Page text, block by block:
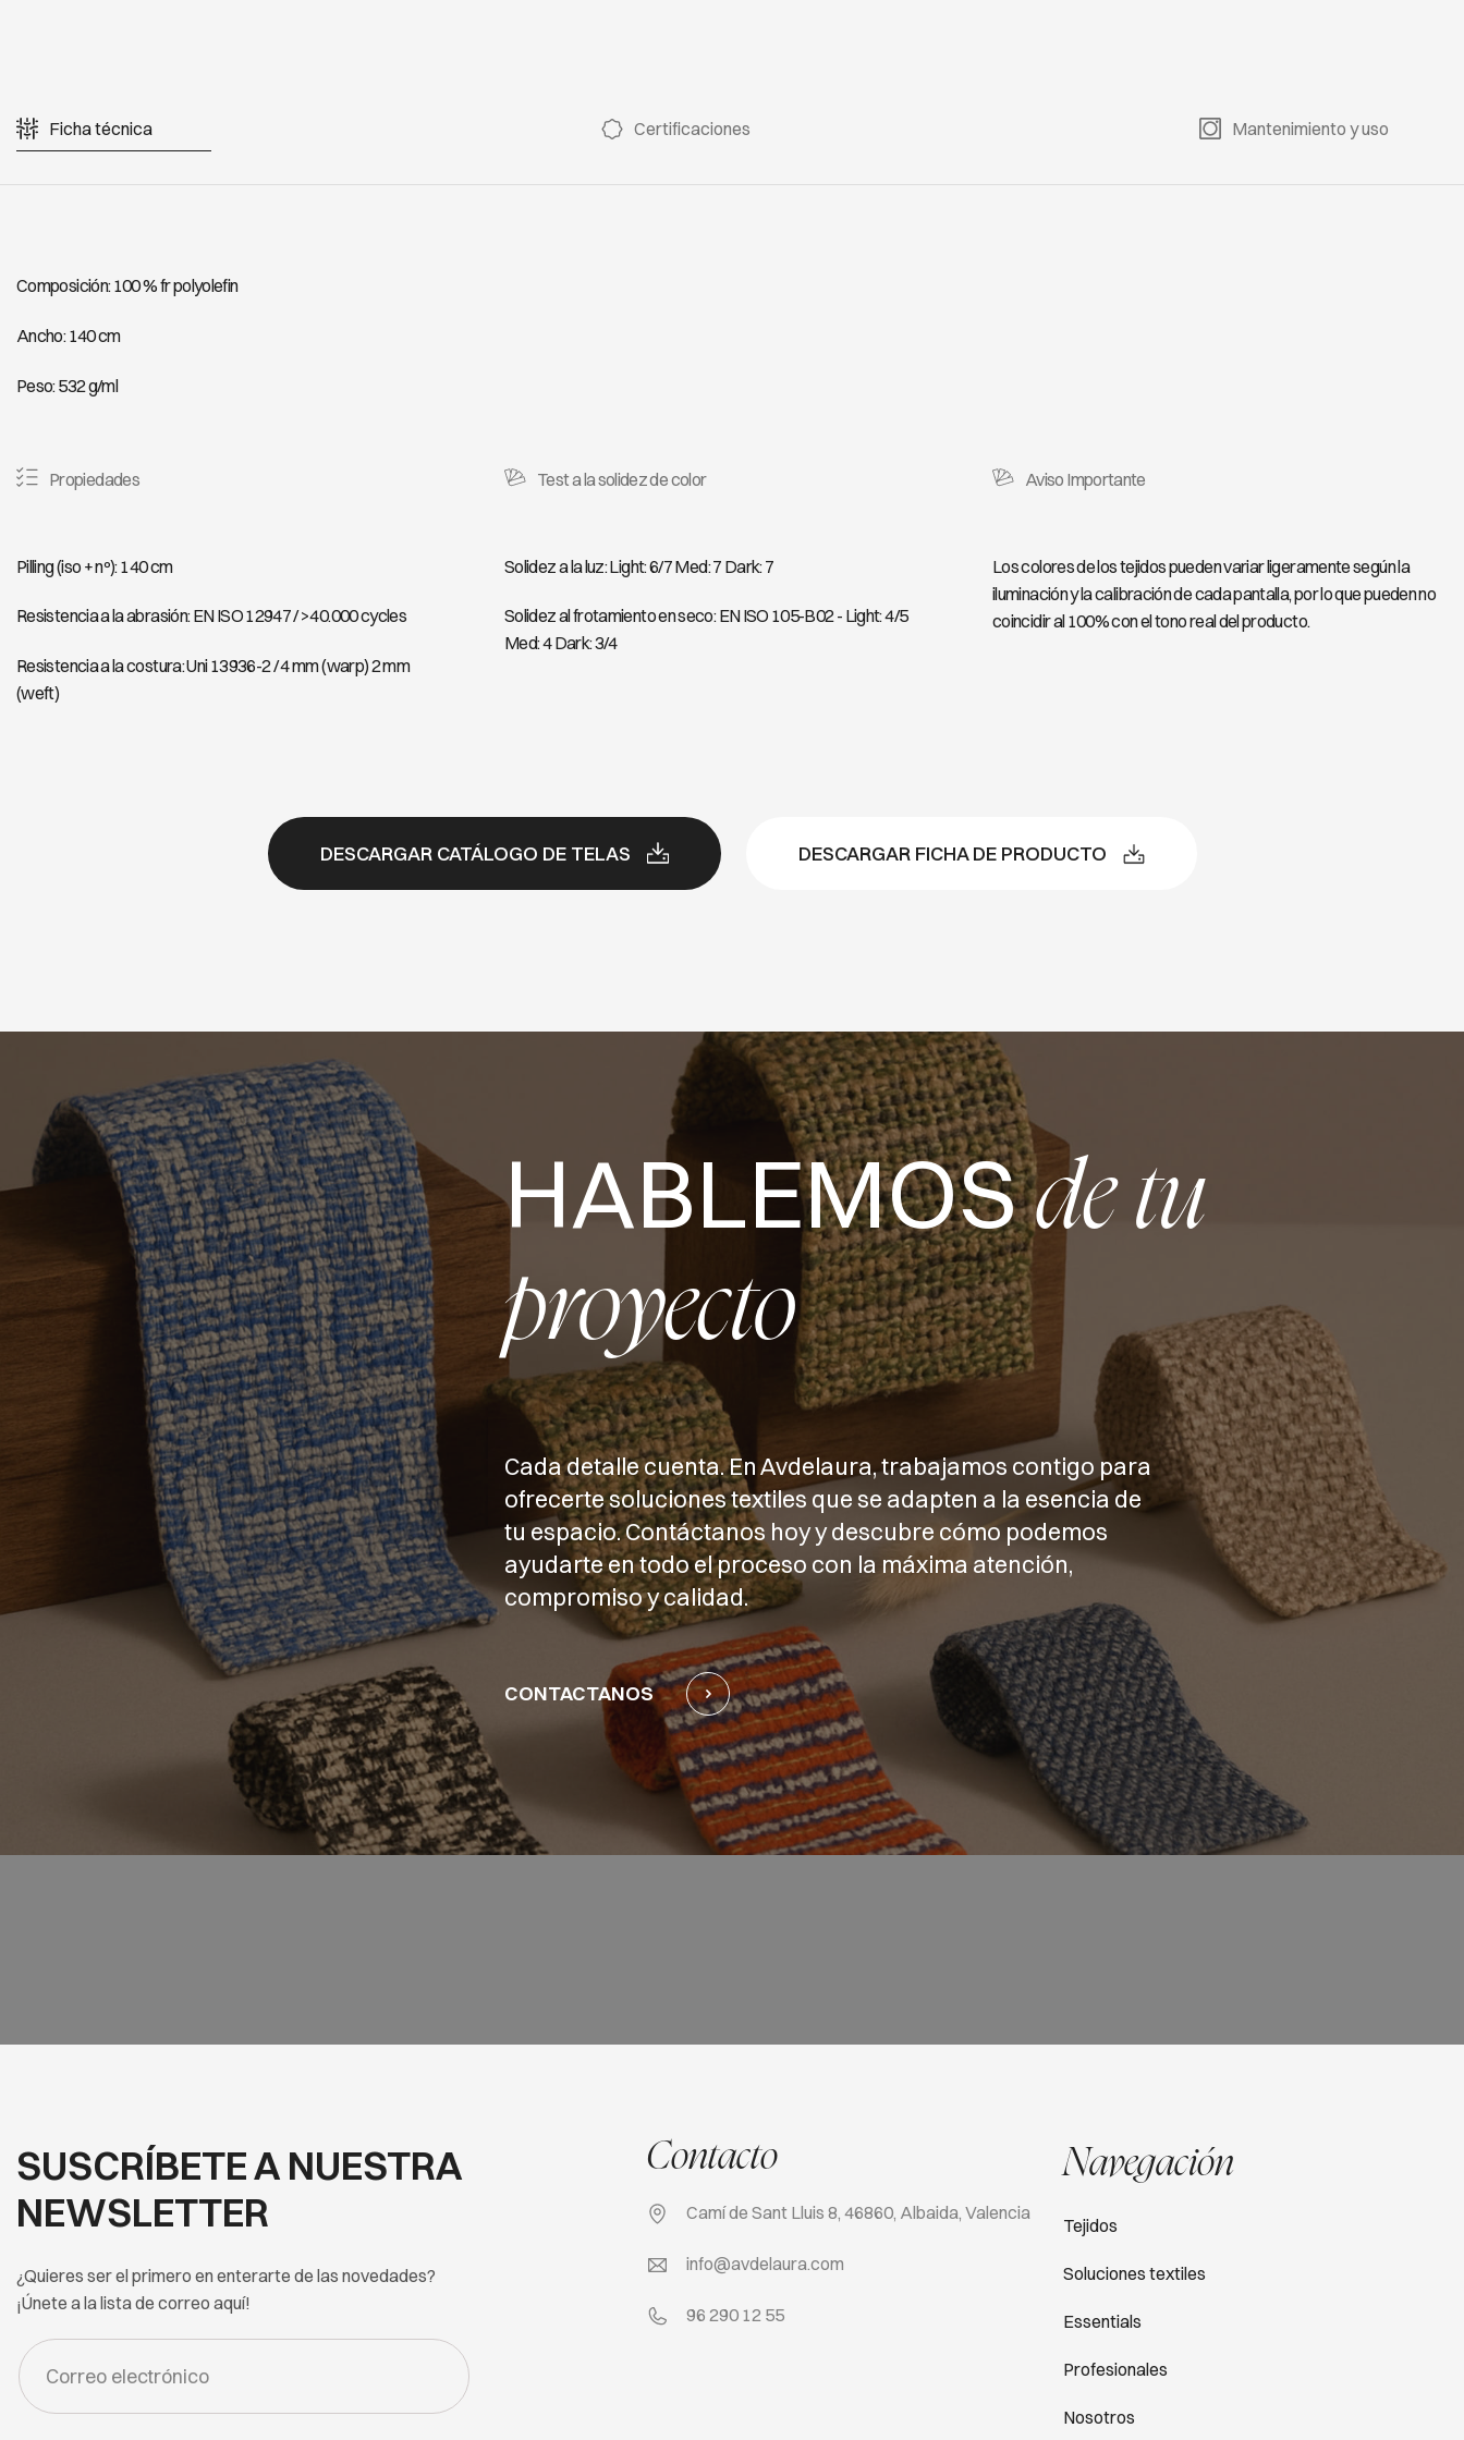
Ficha técnica Certificaciones Mantenimiento y uso
Composición: 100 % fr polyolefin
Ancho: 140 cm
Peso: 532 g/ml
Propiedades
Pilling (iso + nº): 140 cm
Resistencia a la abrasión: EN ISO 12947 / >40.000 cycles
Resistencia a la costura: Uni 13936-2 / 4 mm (warp) 2 mm
(weft)
Test a la solidez de color
Solidez a la luz: Light: 6/7 Med: 7 Dark: 7
Solidez al frotamiento en seco: EN ISO 105-B02 - Light: 4/5
Med: 4 Dark: 3/4
Aviso Importante
Los colores de los tejidos pueden variar ligeramente según la
iluminación y la calibración de cada pantalla, por lo que pueden no
coincidir al 100% con el tono real del producto.
DESCARGAR CATÁLOGO DE TELAS DESCARGAR FICHA DE PRODUCTO
HABLEMOSde tu
proyecto
Cada detalle cuenta. En Avdelaura, trabajamos contigo para
ofrecerte soluciones textiles que se adapten a la esencia de
tu espacio. Contáctanos hoy y descubre cómo podemos
ayudarte en todo el proceso con la máxima atención,
compromiso y calidad.
CONTACTANOS
SUSCRÍBETE A NUESTRA
NEWSLETTER
¿Quieres ser el primero en enterarte de las novedades?
¡Únete a la lista de correo aquí!
FORM
-
NEWSLETTER
Contacto
Camí de Sant Lluis 8, 46860, Albaida, Valencia
info@avdelaura.com
96 290 12 55
Navegación
Tejidos
Soluciones textiles
Essentials
Profesionales
Nosotros